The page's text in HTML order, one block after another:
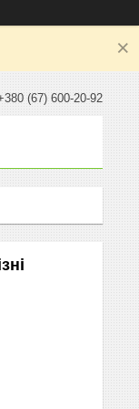
(67) 600-20-92